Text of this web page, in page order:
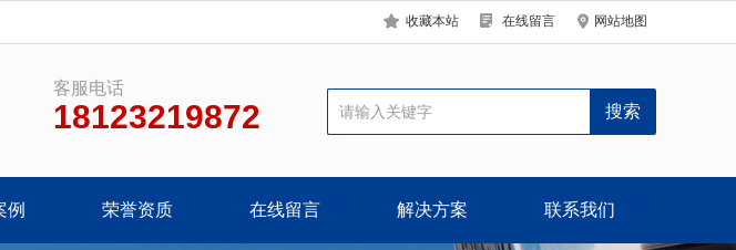
收藏本站 在线留言 网站地图
客服电话
18123219872
例 荣誉资质 在线留言 解决方案 联系我们